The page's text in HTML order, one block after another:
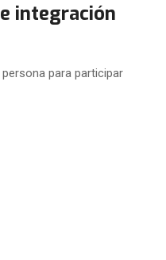
integración
para participar